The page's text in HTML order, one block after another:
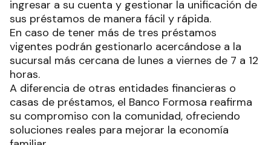
ingresar a su cuenta y gestionar la unificación de
sus préstamos de manera fácil y rápida.
En caso de tener más de tres préstamos
vigentes podrán gestionarlo acercándose a la
sucursal más cercana de lunes a viernes de 7 a 12
horas.
A diferencia de otras entidades financieras o
casas de préstamos, el Banco Formosa reafirma
su compromiso con la comunidad, ofreciendo
soluciones reales para mejorar la economía